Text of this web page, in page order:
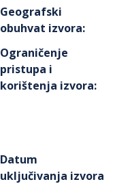
Geografski
obuhvat izvora:
Ograničenje
pristupa i
korištenja izvora:
Datum
uključivanja izvora